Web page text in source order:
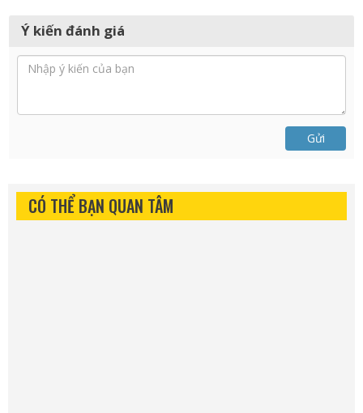
Ý kiến đánh giá
Gửi
CÓ THỂ BẠN QUAN TÂM